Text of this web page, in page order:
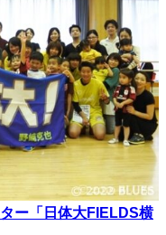
ー「日体大FIELDS横